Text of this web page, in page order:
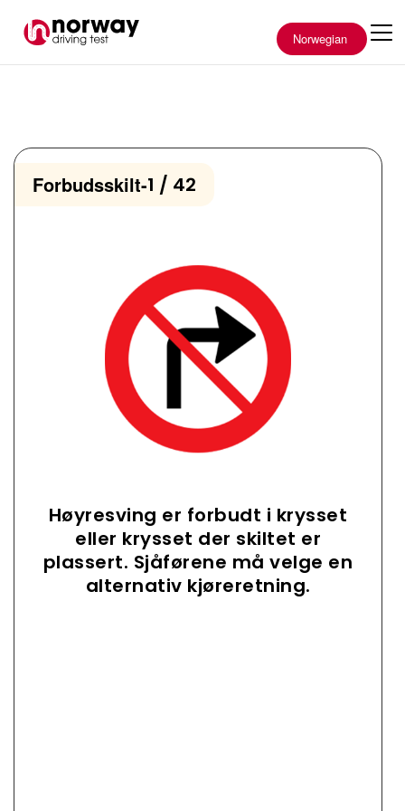
Norwegian
Forbudsskilt-1 / 42
Høyresving er forbudt i krysset
eller krysset der skiltet er
plassert. Sjåførene må velge en
alternativ kjøreretning.